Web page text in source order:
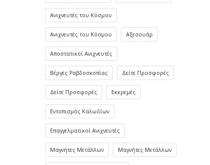
Ανιχνευτές του Κόσμου
Ανιχνευτές του Κόσμου Αξεσουάρ
Αποστατικοί Ανιχνευτές
Βέργες Ραβδοσκοπίας Δείτε Προσφορές
Δείτε Προσφορές Εκκρεμές
Εντοπισμός Καλωδίων
Επαγγελματικοί Ανιχνευτές
Μαγνήτες Μετάλλων Μαγνήτες Μετάλλων